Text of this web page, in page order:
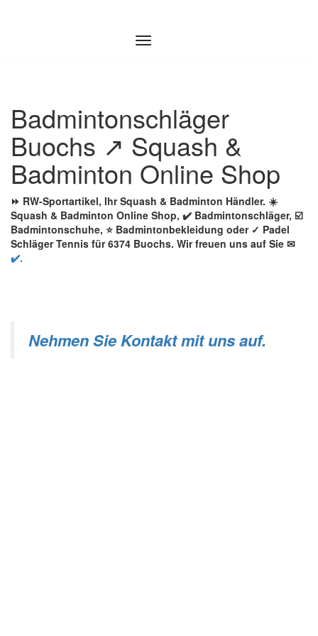
Badmintonschläger
Buochs ↗️ Squash &
Badminton Online Shop
⏩ RW-Sportartikel, Ihr Squash & Badminton Händler. ☀️
Squash & Badminton Online Shop, ✔️ Badmintonschläger, ☑️
Badmintonschuhe, ⭐ Badmintonbekleidung oder ✓ Padel
Schläger Tennis für 6374 Buochs. Wir freuen uns auf Sie ✉
✔️.
Nehmen Sie Kontakt mit uns auf.